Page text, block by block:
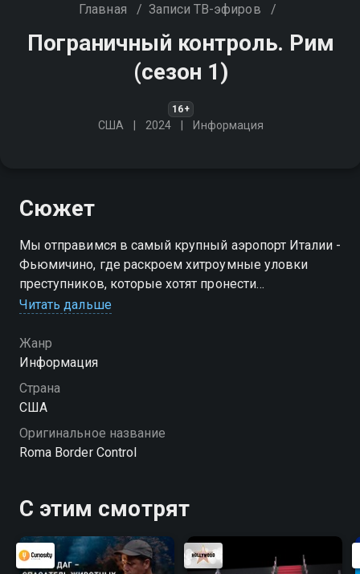
Главная / Записи ТВ-эфиров /
Пограничный контроль. Рим
(сезон 1)
16+
США 2024 Информация
Сюжет
Мы отправимся в самый крупный аэропорт Италии -
Фьюмичино, где раскроем хитроумные уловки
преступников, которые хотят пронести
запрещённые грузы через строгий пограничный
Посмотреть онлайн 1 сезон сериала Пограничный
контроль. Рим вы можете совершенно бесплатно в
хорошем HD качестве на Смотрёшке
Читать дальше
Жанр
Информация
Страна
США
Оригинальное название
Roma Border Control
С этим смотрят